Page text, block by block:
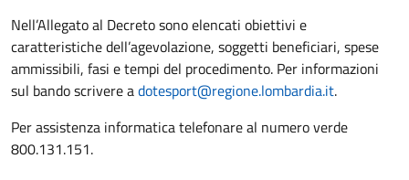
Nell’Allegato al Decreto sono elencati obiettivi e
caratteristiche dell’agevolazione, soggetti beneficiari, spese
ammissibili, fasi e tempi del procedimento. Per informazioni
sul bando scrivere adotesport@regione.lombardia.it.
Per assistenza informatica telefonare al numero verde
800.131.151.